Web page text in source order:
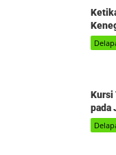
Kursi
pada